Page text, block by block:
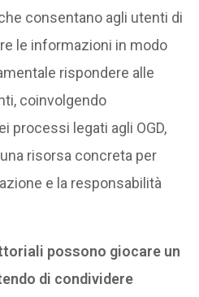
consentano agli utenti di
le informazioni in modo
rispondere alle
coinvolgendo
processi legati agli OGD,
risorsa concreta per
e la responsabilità
possono giocare un
di condividere